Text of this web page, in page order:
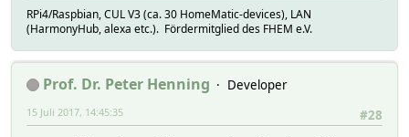
RPi4/Raspbian, CUL V3 (ca. 30 HomeMatic-devices), LAN
(HarmonyHub, alexa etc.). Fördermitglied des FHEM e.V.
Prof. Dr. Peter Henning
Developer
#28
15 Juli 2017, 14:45:35